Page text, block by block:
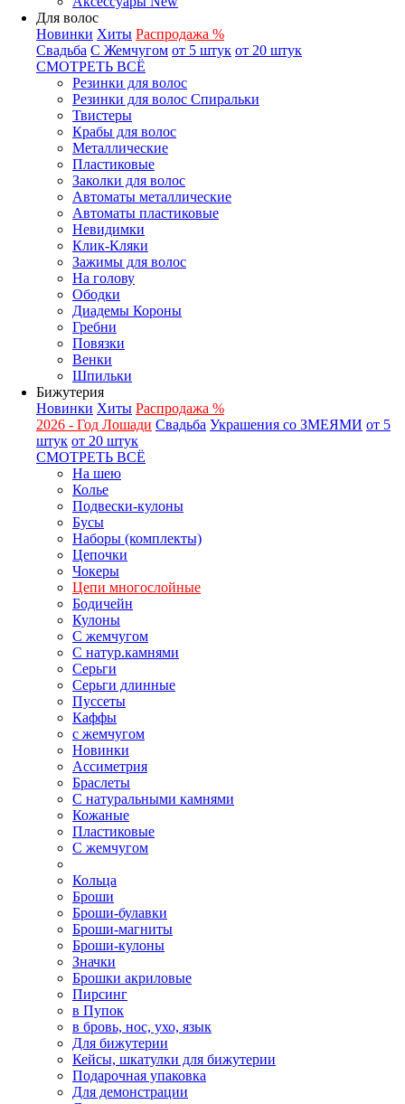
Для волос
Новинки Хиты Распродажа %
Свадьба С Жемчугом от 5 штук от 20 штук
СМОТРЕТЬ ВСЁ
Резинки для волос
Резинки для волос Спиральки
Твистеры
Крабы для волос
Металлические
Пластиковые
Заколки для волос
Автоматы металлические
Автоматы пластиковые
Невидимки
Клик-Кляки
Зажимы для волос
На голову
Ободки
Диадемы Короны
Гребни
Повязки
Венки
Шпильки
Бижутерия
Новинки Хиты Распродажа %
2026 - Год Лошади Свадьба Украшения со ЗМЕЯМИ от 5
штук от 20 штук
СМОТРЕТЬ ВСЁ
На шею
Колье
Подвески-кулоны
Бусы
Наборы (комплекты)
Цепочки
Чокеры
Цепи многослойные
Бодичейн
Кулоны
С жемчугом
С натур.камнями
Серьги
Серьги длинные
Пуссеты
Каффы
с жемчугом
Новинки
Ассиметрия
Браслеты
С натуральными камнями
Кожаные
Пластиковые
С жемчугом
Кольца
Броши
Броши-булавки
Броши-магниты
Броши-кулоны
Значки
Брошки акриловые
Пирсинг
в Пупок
в бровь, нос, ухо, язык
Для бижутерии
Кейсы, шкатулки для бижутерии
Подарочная упаковка
Для демонстрации